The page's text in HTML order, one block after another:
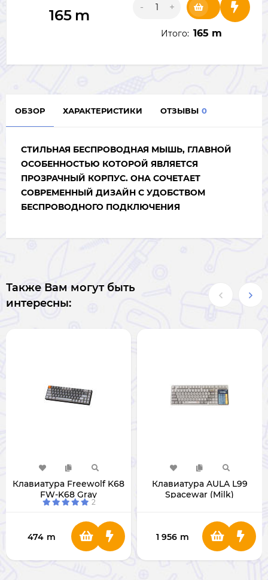
165 m - +
Итого: 165 m
ОБЗОР ХАРАКТЕРИСТИКИ ОТЗЫВЫ 0
СТИЛЬНАЯ БЕСПРОВОДНАЯ МЫШЬ, ГЛАВНОЙ
ОСОБЕННОСТЬЮ КОТОРОЙ ЯВЛЯЕТСЯ
ПРОЗРАЧНЫЙ КОРПУС. ОНА СОЧЕТАЕТ
СОВРЕМЕННЫЙ ДИЗАЙН С УДОБСТВОМ
БЕСПРОВОДНОГО ПОДКЛЮЧЕНИЯ
Также Вам могут быть
интересны:
Клавиатура Freewolf K68
FW-K68 Gray
2
474 m
Клавиатура AULA L99
Spacewar (Milk)
1 956 m